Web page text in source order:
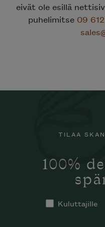
eivät ole esillä
puhelimitse 09
TILAA
100%
Kuluttajille